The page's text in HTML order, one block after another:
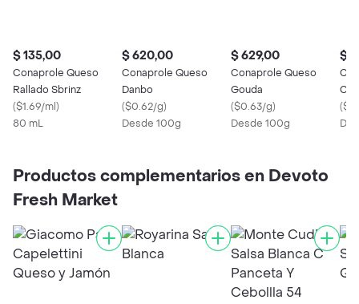
$ 135,00
Conaprole Queso
Rallado Sbrinz
($1.69/ml)
80 mL
$ 620,00
Conaprole Queso
Danbo
($0.62/g)
Desde 100g
$ 629,00
Conaprole Queso
Gouda
($0.63/g)
Desde 100g
$
(
Productos complementarios en Devoto
Fresh Market